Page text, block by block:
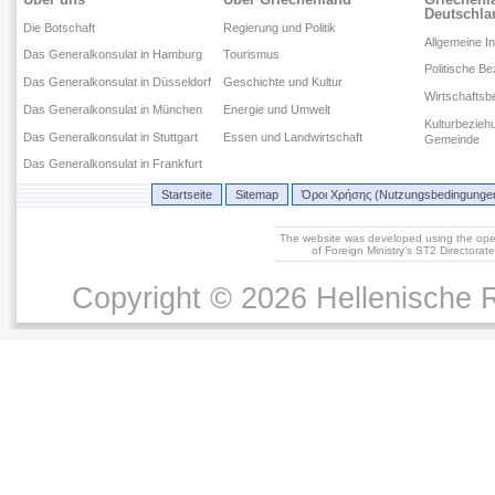
Die Botschaft
Das Generalkonsulat in Hamburg
Das Generalkonsulat in Düsseldorf
Das Generalkonsulat in München
Das Generalkonsulat in Stuttgart
Das Generalkonsulat in Frankfurt
Regierung und Politik
Tourismus
Geschichte und Kultur
Energie und Umwelt
Essen und Landwirtschaft
Allgemeine
Politische
Gemeinde
Startseite Sitemap Όροι Χρήσης
The website was developed using the
of Foreign Ministry's ST2
Copyright © 2026 Hellenische